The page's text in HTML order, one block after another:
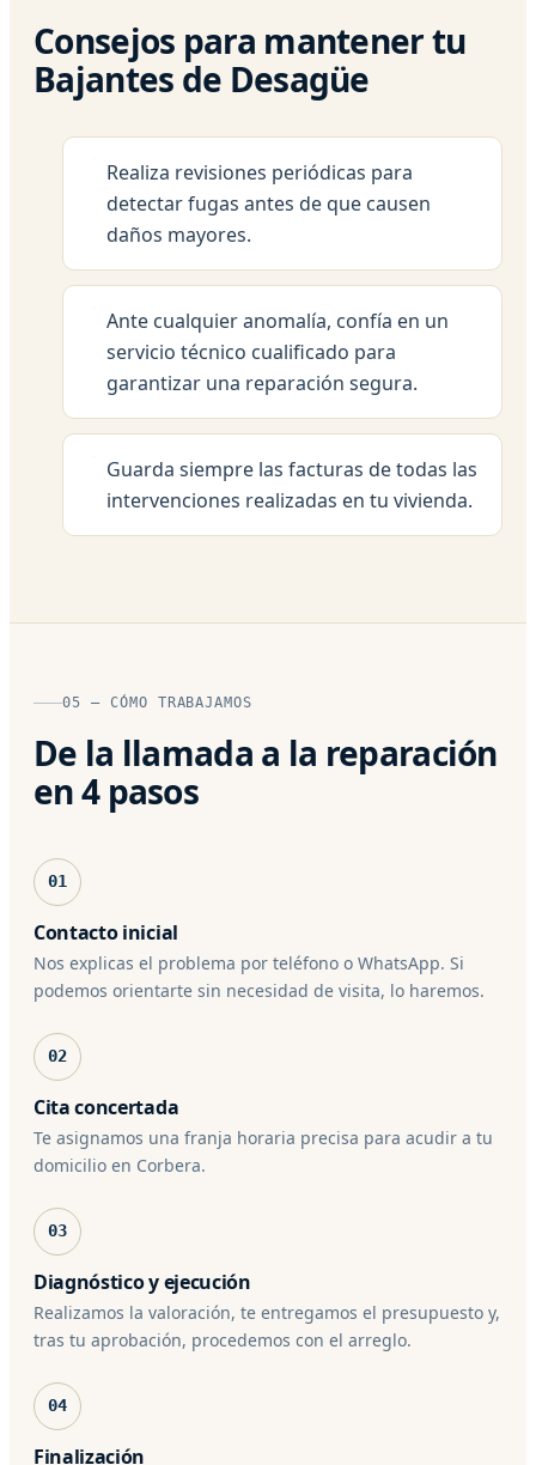
Consejos para mantener tu
Bajantes de Desagüe
Realiza revisiones periódicas para
detectar fugas antes de que causen
daños mayores.
Ante cualquier anomalía, confía en un
servicio técnico cualificado para
garantizar una reparación segura.
Guarda siempre las facturas de todas las
intervenciones realizadas en tu vivienda.
05 — CÓMO TRABAJAMOS
De la llamada a la reparación
en 4 pasos
01
Contacto inicial
Nos explicas el problema por teléfono o WhatsApp. Si
podemos orientarte sin necesidad de visita, lo haremos.
02
Cita concertada
Te asignamos una franja horaria precisa para acudir a tu
domicilio en Corbera.
03
Diagnóstico y ejecución
Realizamos la valoración, te entregamos el presupuesto y,
tras tu aprobación, procedemos con el arreglo.
04
Finalización